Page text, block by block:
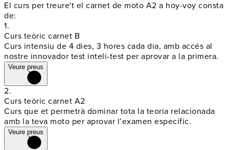
El curs per treure't el carnet de moto A2 a hoy-voy consta
de:
1.
Curs teòric carnet B
Curs intensiu de 4 dies, 3 hores cada dia, amb accés al
nostre innovador test inteli-test per aprovar a la primera.
Veure preus
2.
Curs teòric carnet A2
Curs que et permetrà dominar tota la teoria relacionada
amb la teva moto per aprovar l’examen específic.
Veure preus